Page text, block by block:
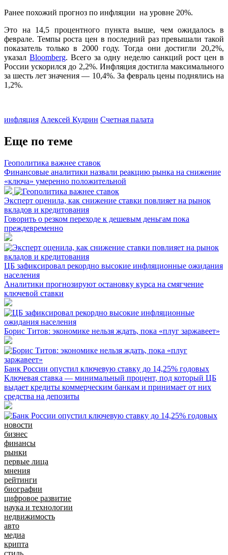
Ранее похожий прогноз по инфляции на уровне 20%.
Это на 14,5 процентного пункта выше, чем ожидалось в
феврале. Темпы роста цен в последний раз превышали такой
показатель только в 2000 году. Тогда они достигли 20,2%,
указалBloomberg. Всего за одну неделю санкций рост цен в
России ускорился до 2,2%. Инфляция достигла максимального
за шесть лет значения — 10,4%. За февраль цены поднялись на
1,2%.
инфляция Алексей Кудрин Счетная палата
Еще по теме
Геополитика важнее ставок
Финансовые аналитики назвали реакцию рынка на снижение
«ключа» умеренно положительной
Эксперт оценила, как снижение ставки повлияет на рынок
вкладов и кредитования
Говорить о резком переходе к дешевым деньгам пока
преждевременно
ЦБ зафиксировал рекордно высокие инфляционные ожидания
населения
Аналитики прогнозируют остановку курса на смягчение
ключевой ставки
Борис Титов: экономике нельзя ждать, пока «плуг заржавеет»
Банк России опустил ключевую ставку до 14,25% годовых
Ключевая ставка — минимальный процент, под который ЦБ
выдает кредиты коммерческим банкам и принимает от них
средства на депозиты
новости
бизнес
финансы
рынки
первые лица
мнения
рейтинги
биографии
цифровое развитие
наука и технологии
недвижимость
авто
медиа
крипта
стиль